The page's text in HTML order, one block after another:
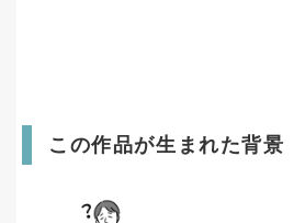
この作品が生まれた背景